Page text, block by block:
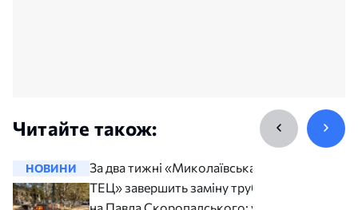
Читайте також:
НОВИНИ
За два тижні «Миколаївська
ТЕЦ» завершить заміну труб
на Павла Скоропадського: у